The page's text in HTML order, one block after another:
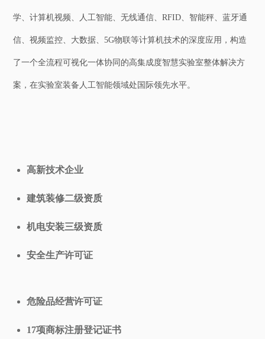
学、计算机视频、人工智能、无线通信、RFID、智能秤、蓝牙通
信、视频监控、大数据、5G物联等计算机技术的深度应用，构造
了一个全流程可视化一体协同的高集成度智慧实验室整体解决方
案，在实验室装备人工智能领域处国际领先水平。
高新技术企业
建筑装修二级资质
机电安装三级资质
安全生产许可证
危险品经营许可证
17项商标注册登记证书